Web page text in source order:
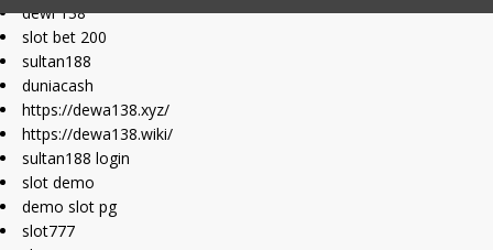
dewi 138
slot bet 200
sultan188
duniacash
https://dewa138.xyz/
https://dewa138.wiki/
sultan188 login
slot demo
demo slot pg
slot777